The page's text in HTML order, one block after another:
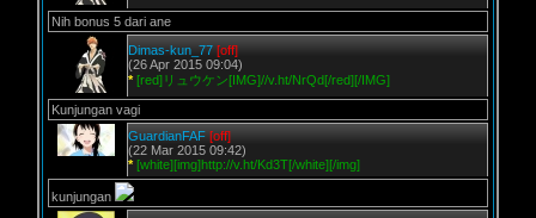
Nih bonus 5 dari ane
Dimas-kun_77 [off]
(26 Apr 2015 09:04)
* [red]リュウケン[IMG]//v.ht/NrQd[/red][/IMG]
Kunjungan vagi
GuardianFAF [off]
(22 Mar 2015 09:42)
* [white][img]http://v.ht/Kd3T[/white][/img]
kunjungan